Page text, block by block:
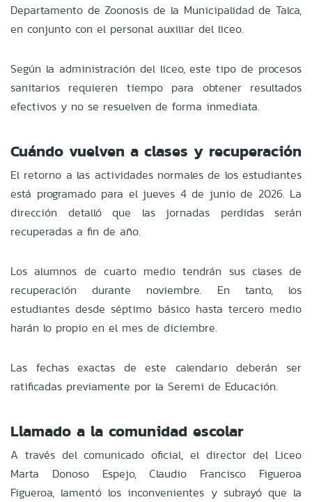
Departamento de Zoonosis de la Municipalidad de Talca,
en conjunto con el personal auxiliar del liceo.
Según la administración del liceo, este tipo de procesos
sanitarios requieren tiempo para obtener resultados
efectivos y no se resuelven de forma inmediata.
Cuándo vuelven a clases y recuperación
El retorno a las actividades normales de los estudiantes
está programado para el jueves 4 de junio de 2026. La
dirección detalló que las jornadas perdidas serán
recuperadas a fin de año.
Los alumnos de cuarto medio tendrán sus clases de
recuperación durante noviembre. En tanto, los
estudiantes desde séptimo básico hasta tercero medio
harán lo propio en el mes de diciembre.
Las fechas exactas de este calendario deberán ser
ratificadas previamente por la Seremi de Educación.
Llamado a la comunidad escolar
A través del comunicado oficial, el director del Liceo
Marta Donoso Espejo, Claudio Francisco Figueroa
Figueroa, lamentó los inconvenientes y subrayó que la